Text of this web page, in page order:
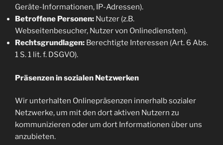
Geräte-Informationen, IP-Adressen).
Betroffene Personen: Nutzer (z.B.
Webseitenbesucher, Nutzer von Onlinediensten).
Rechtsgrundlagen: Berechtigte Interessen (Art. 6 Abs.
1 S. 1 lit. f. DSGVO).
Präsenzen in sozialen Netzwerken
Wir unterhalten Onlinepräsenzen innerhalb sozialer
Netzwerke, um mit den dort aktiven Nutzern zu
kommunizieren oder um dort Informationen über uns
anzubieten.